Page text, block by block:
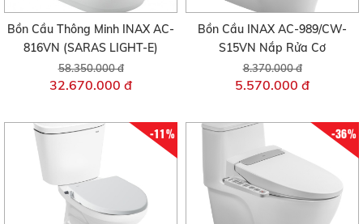
Bồn Cầu Thông Minh INAX AC-
816VN (SARAS LIGHT-E)
58.350.000 đ
32.670.000 đ
Bồn Cầu INAX AC-989/CW-
S15VN Nắp Rửa Cơ
8.370.000 đ
5.570.000 đ
-11% -36%